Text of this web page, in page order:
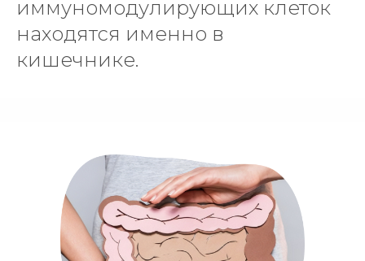
иммуномодулирующих клеток
находятся именно в
кишечнике.